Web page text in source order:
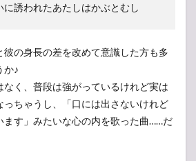
誘われたあたしはかぶとむし
彼の身長の差を改めて意識した方も多
か♪
く、普段は強がっているけれど実は
っちゃうし、「口には出さないけれど
ます」みたいな心の内を歌った曲……だ